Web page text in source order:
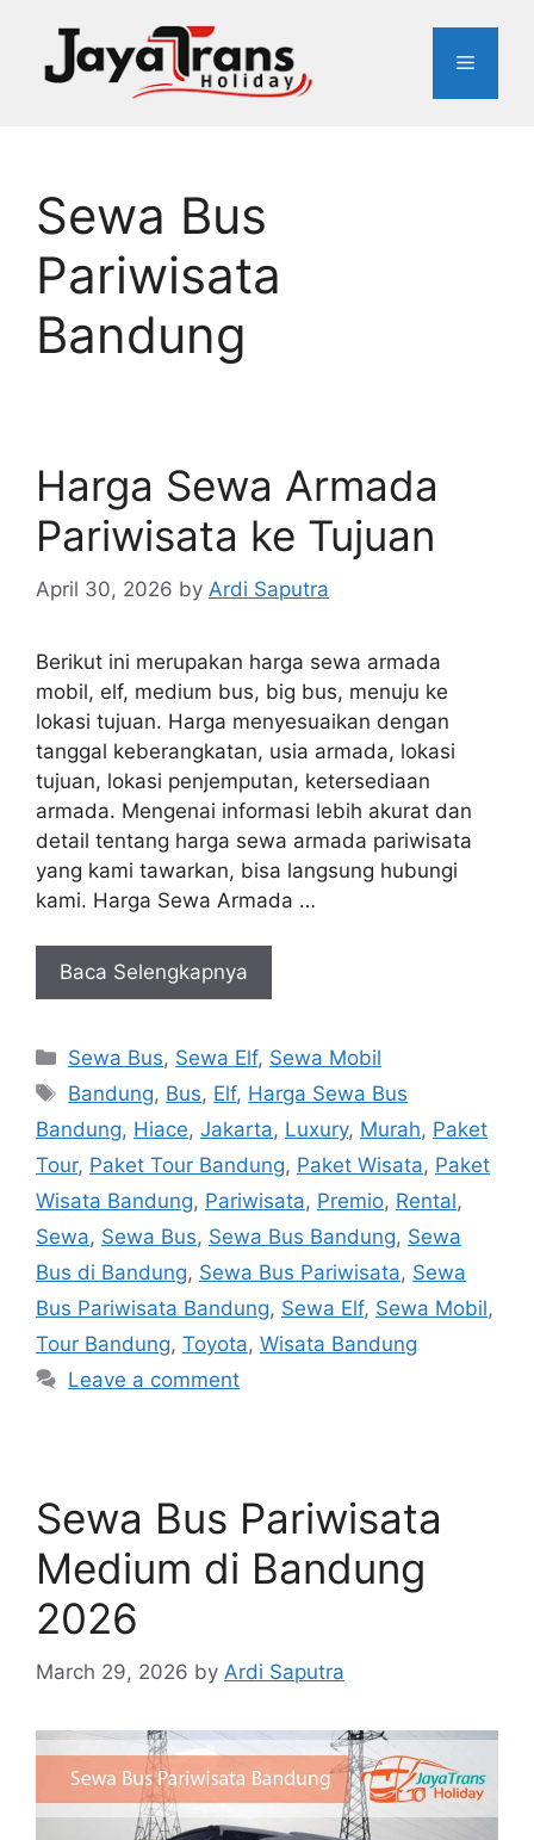
content
Menu
Sewa Bus
Pariwisata
Bandung
Harga Sewa Armada
Pariwisata ke Tujuan
April 30, 2026 by Ardi Saputra
Berikut ini merupakan harga sewa armada
mobil, elf, medium bus, big bus, menuju ke
lokasi tujuan. Harga menyesuaikan dengan
tanggal keberangkatan, usia armada, lokasi
tujuan, lokasi penjemputan, ketersediaan
armada. Mengenai informasi lebih akurat dan
detail tentang harga sewa armada pariwisata
yang kami tawarkan, bisa langsung hubungi
kami. Harga Sewa Armada …
Baca Selengkapnya
Categories
Sewa Bus, Sewa Elf, Sewa Mobil
Tags
Bandung, Bus, Elf, Harga Sewa Bus
Bandung, Hiace, Jakarta, Luxury, Murah, Paket
Tour, Paket Tour Bandung, Paket Wisata, Paket
Wisata Bandung, Pariwisata, Premio, Rental,
Sewa, Sewa Bus, Sewa Bus Bandung, Sewa
Bus di Bandung, Sewa Bus Pariwisata, Sewa
Bus Pariwisata Bandung, Sewa Elf, Sewa Mobil,
Tour Bandung, Toyota, Wisata Bandung
Leave a comment
Sewa Bus Pariwisata
Medium di Bandung
2026
March 29, 2026 by Ardi Saputra